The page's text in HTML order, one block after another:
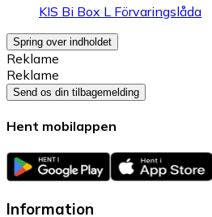
KIS Bi Box L Förvaringslåda
Spring over indholdet
Reklame
Reklame
Send os din tilbagemelding
Hent mobilappen
Information